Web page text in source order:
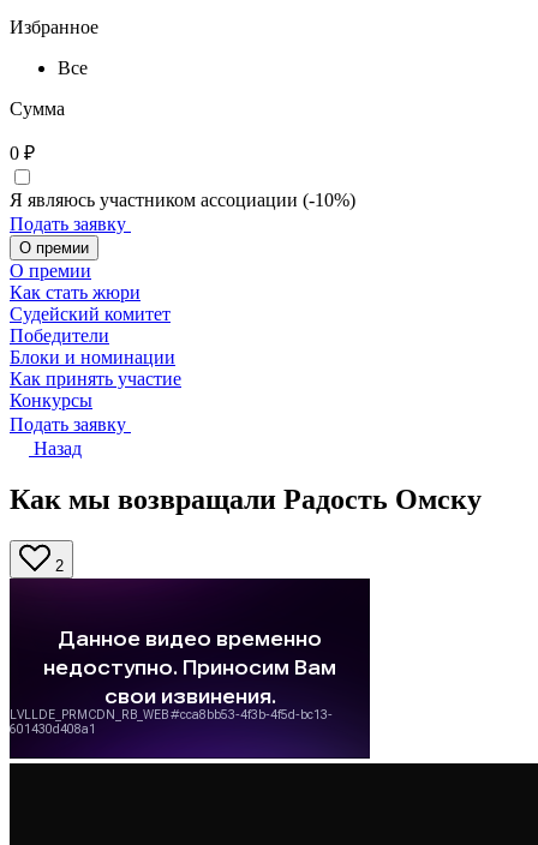
Избранное
Все
Сумма
0 ₽
Я являюсь участником ассоциации (-10%)
Подать заявку
О премии
О премии
Как стать жюри
Судейский комитет
Победители
Блоки и номинации
Как принять участие
Конкурсы
Подать заявку
Назад
Как мы возвращали Радость Омску
2